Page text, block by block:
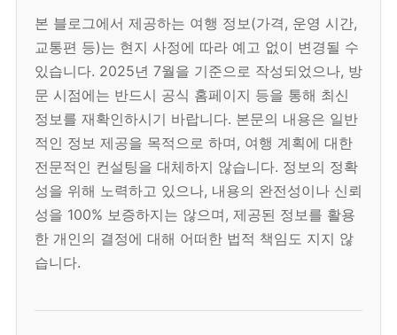
본 블로그에서 제공하는 여행 정보(가격, 운영 시간,
교통편 등)는 현지 사정에 따라 예고 없이 변경될 수
있습니다. 2025년 7월을 기준으로 작성되었으나, 방
문 시점에는 반드시 공식 홈페이지 등을 통해 최신
정보를 재확인하시기 바랍니다. 본문의 내용은 일반
적인 정보 제공을 목적으로 하며, 여행 계획에 대한
전문적인 컨설팅을 대체하지 않습니다. 정보의 정확
성을 위해 노력하고 있으나, 내용의 완전성이나 신뢰
성을 100% 보증하지는 않으며, 제공된 정보를 활용
한 개인의 결정에 대해 어떠한 법적 책임도 지지 않
습니다.